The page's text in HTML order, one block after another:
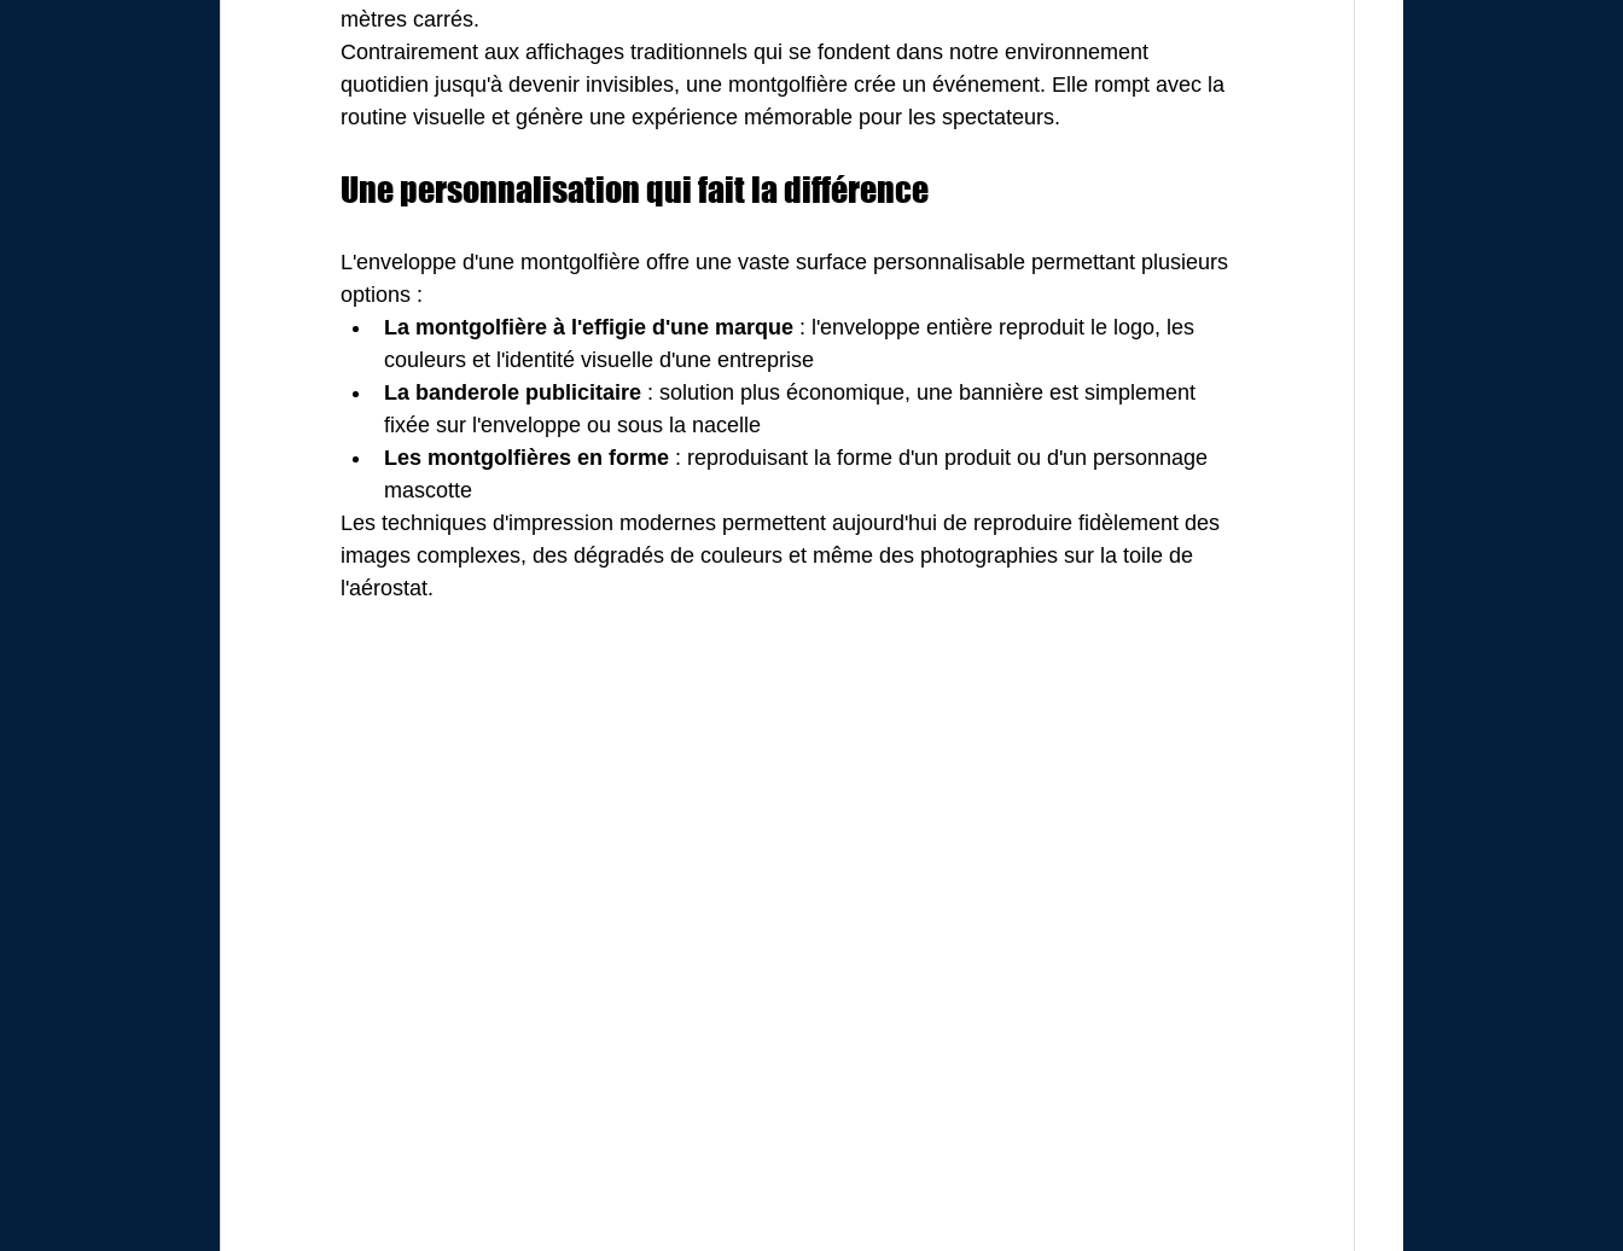
mètres carrés.
Contrairement aux affichages traditionnels qui se fondent dans notre environnement
quotidien jusqu'à devenir invisibles, une montgolfière crée un événement. Elle rompt avec la
routine visuelle et génère une expérience mémorable pour les spectateurs.
Une personnalisation qui fait la différence
L'enveloppe d'une montgolfière offre une vaste surface personnalisable permettant plusieurs
options :
La montgolfière à l'effigie d'une marque : l'enveloppe entière reproduit le logo, les
couleurs et l'identité visuelle d'une entreprise
La banderole publicitaire : solution plus économique, une bannière est simplement
fixée sur l'enveloppe ou sous la nacelle
Les montgolfières en forme : reproduisant la forme d'un produit ou d'un personnage
mascotte
Les techniques d'impression modernes permettent aujourd'hui de reproduire fidèlement des
images complexes, des dégradés de couleurs et même des photographies sur la toile de
l'aérostat.